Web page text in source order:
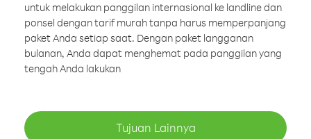
untuk melakukan panggilan internasional ke landline dan
ponsel dengan tarif murah tanpa harus memperpanjang
paket Anda setiap saat. Dengan paket langganan
bulanan, Anda dapat menghemat pada panggilan yang
tengah Anda lakukan
Tujuan Lainnya